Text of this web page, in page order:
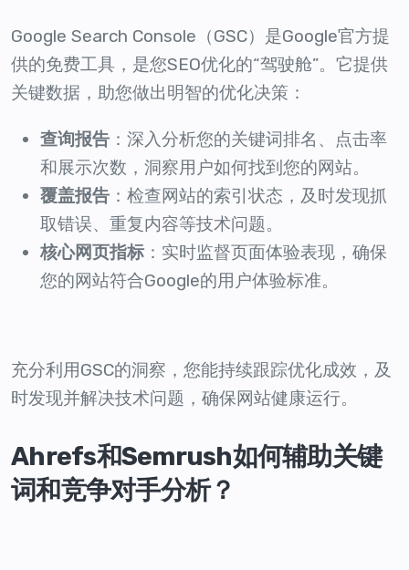
Google Search Console（GSC）是Google官方提
供的免费工具，是您SEO优化的“驾驶舱”。它提供
关键数据，助您做出明智的优化决策：
查询报告 ：深入分析您的关键词排名、点击率
和展示次数，洞察用户如何找到您的网站。
覆盖报告 ：检查网站的索引状态，及时发现抓
取错误、重复内容等技术问题。
核心网页指标 ：实时监督页面体验表现，确保
您的网站符合Google的用户体验标准。
充分利用GSC的洞察，您能持续跟踪优化成效，及
时发现并解决技术问题，确保网站健康运行。
Ahrefs和Semrush如何辅助关键
词和竞争对手分析？